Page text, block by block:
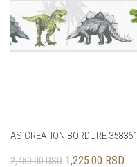
AS CREATION BORDURE 358361
2,450.00RSD Originalna
1,225.00 RSD